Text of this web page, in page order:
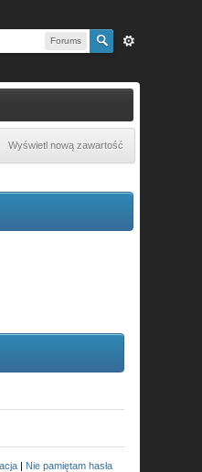
Forums
Wyświetl nową zawartość
| Nie pamiętam hasła